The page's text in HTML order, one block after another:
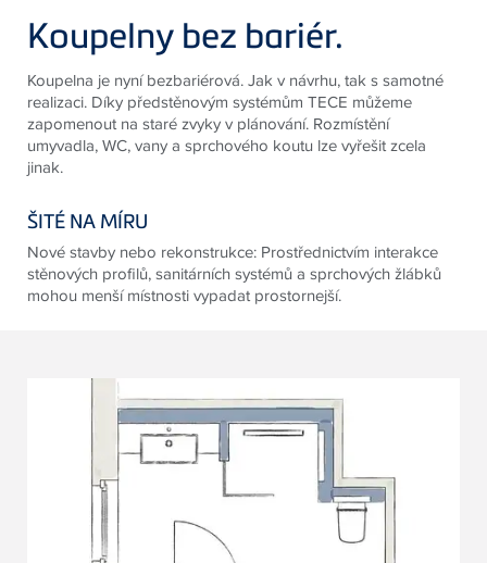
Koupelny bez bariér.
Koupelna je nyní bezbariérová. Jak v návrhu, tak s samotné
realizaci. Díky předstěnovým systémům TECE můžeme
zapomenout na staré zvyky v plánování. Rozmístění
umyvadla, WC, vany a sprchového koutu lze vyřešit zcela
jinak.
ŠITÉ NA MÍRU
Nové stavby nebo rekonstrukce: Prostřednictvím interakce
stěnových profilů, sanitárních systémů a sprchových žlábků
mohou menší místnosti vypadat prostornejší.